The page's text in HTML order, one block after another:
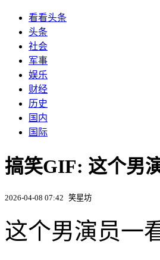
看看头条
头条
社会
军事
娱乐
财经
历史
国内
国际
搞笑GIF: 这个男
2026-04-08 07:42 笑星坊
这个男演员一